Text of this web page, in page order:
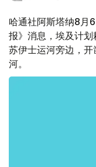
哈通社阿斯塔纳8月
报》消息，埃及计
苏伊士运河旁边，
河。